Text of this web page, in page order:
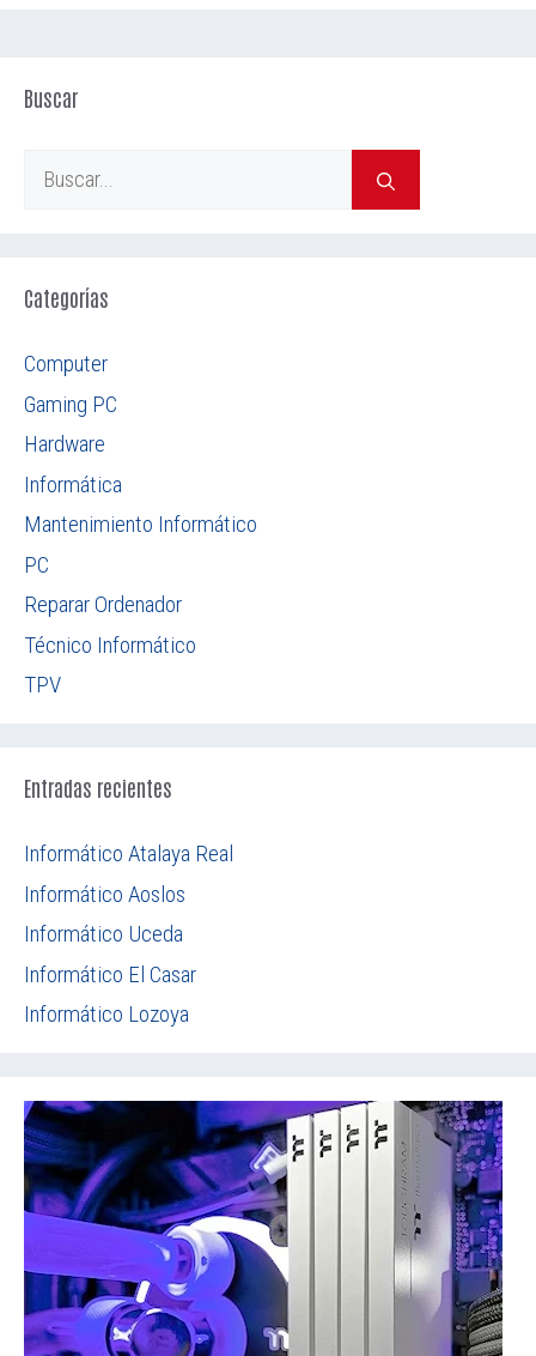
Buscar
Categorías
Computer
Gaming PC
Hardware
Informática
Mantenimiento Informático
PC
Reparar Ordenador
Técnico Informático
TPV
Entradas recientes
Informático Atalaya Real
Informático Aoslos
Informático Uceda
Informático El Casar
Informático Lozoya